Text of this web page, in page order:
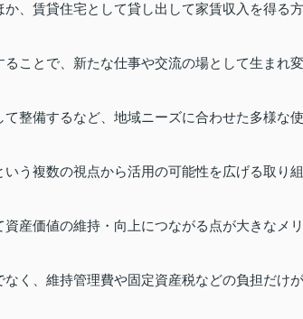
、賃貸住宅として貸し出して家賃収入を得る方
ことで、新たな仕事や交流の場として生まれ変
整備するなど、地域ニーズに合わせた多様な使
う複数の視点から活用の可能性を広げる取り組
産価値の維持・向上につながる点が大きなメリ
く、維持管理費や固定資産税などの負担だけが